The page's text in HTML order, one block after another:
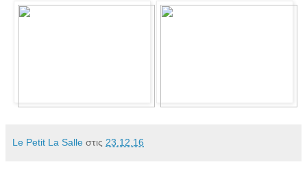
Le Petit La Salle στις 23.12.16